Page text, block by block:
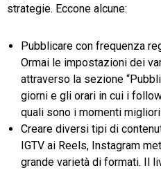
strategie. Eccone alcune:
Pubblicare con frequenza
Ormai le impostazioni dei
attraverso la sezione
giorni e gli orari in cui i
quali sono i momenti
Creare diversi tipi di
IGTV ai Reels, Instagram
grande varietà di formati. Il